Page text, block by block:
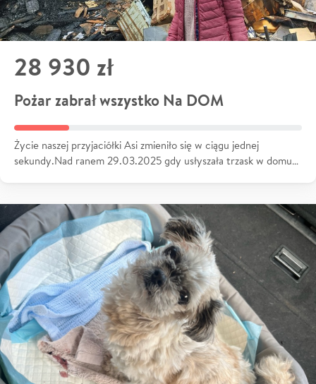
28 930 zł
Pożar zabrał wszystko Na DOM
Życie naszej przyjaciółki Asi zmieniło się w ciągu jednej
sekundy.Nad ranem 29.03.2025 gdy usłyszała trzask w domu…